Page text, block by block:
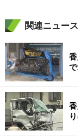
関連ニュース